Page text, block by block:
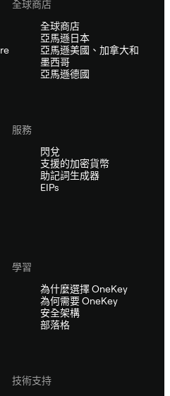
全球商店
全球商店
亞馬遜日本
亞馬遜美國、加拿大和
墨西哥
亞馬遜德國
服務
閃兌
支援的加密貨幣
助記詞生成器
EIPs
學習
為什麼選擇 OneKey
為何需要 OneKey
安全架構
部落格
技術支持